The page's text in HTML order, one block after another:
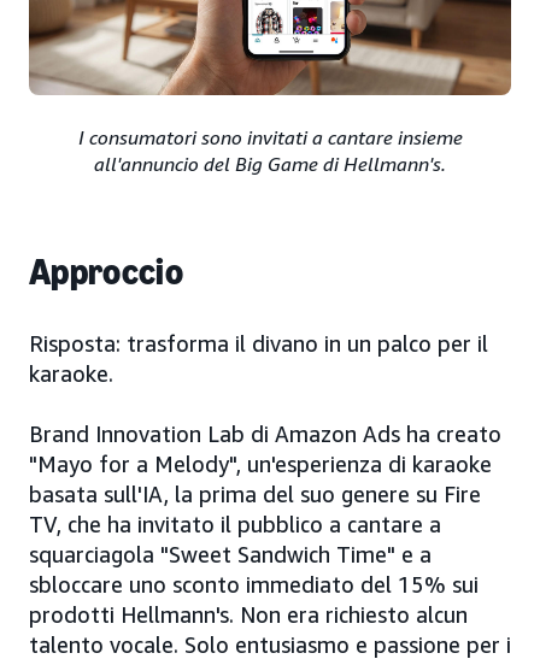
I consumatori sono invitati a cantare insieme
all'annuncio del Big Game di Hellmann's.
Approccio
Risposta: trasforma il divano in un palco per il
karaoke.
Brand Innovation Lab di Amazon Ads ha creato
"Mayo for a Melody", un'esperienza di karaoke
basata sull'IA, la prima del suo genere su Fire
TV, che ha invitato il pubblico a cantare a
squarciagola "Sweet Sandwich Time" e a
sbloccare uno sconto immediato del 15% sui
prodotti Hellmann's. Non era richiesto alcun
talento vocale. Solo entusiasmo e passione per i